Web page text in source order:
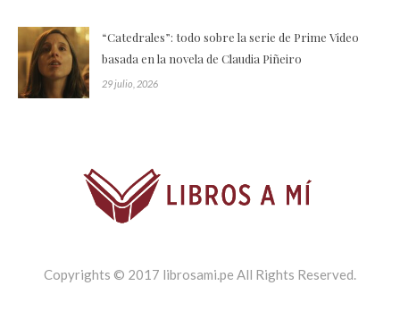
“Catedrales”: todo sobre la serie de Prime Video
basada en la novela de Claudia Piñeiro
29 julio, 2026
Copyrights © 2017 librosami.pe All Rights Reserved.